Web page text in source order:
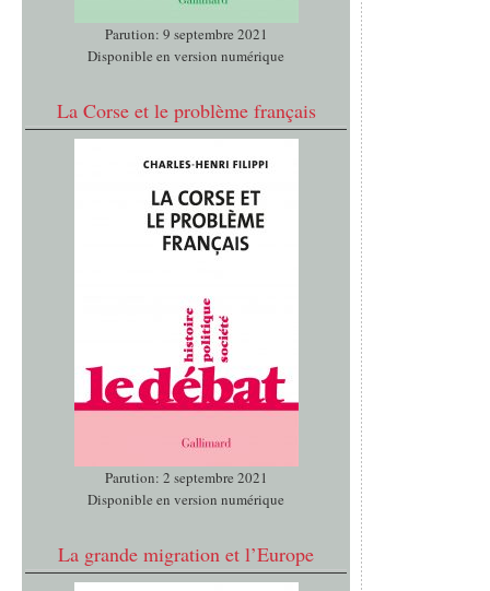
Parution: 9 septembre 2021
Disponible en version numérique
La Corse et le problème français
Parution: 2 septembre 2021
Disponible en version numérique
La grande migration et l’Europe